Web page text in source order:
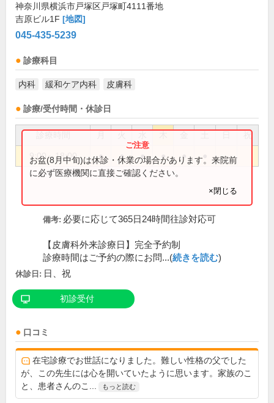
神奈川県横浜市戸塚区戸塚町4111番地
吉原ビル1F [地図]
045-435-5239
診療科目
内科 緩和ケア内科 皮膚科
診療/受付時間・休診日
祝
9:00～18:00 ● ● ● ● ●
お盆(8月中旬)は休診・休業の場合があります。来院前
に必ず医療機関に直接ご確認ください。
×閉じる
備考: 必要に応じて365日24時間往診対応可
【皮膚科外来診療日】完全予約制
診療時間はご予約の際にお問...(続きを読む)
休診日: 日、祝
初診受付
口コミ
在宅診療でお世話になりました。難しい性格の父でした
が、この先生には心を開いていたように思います。家族のこ
と、患者さんのこ...
もっと読む